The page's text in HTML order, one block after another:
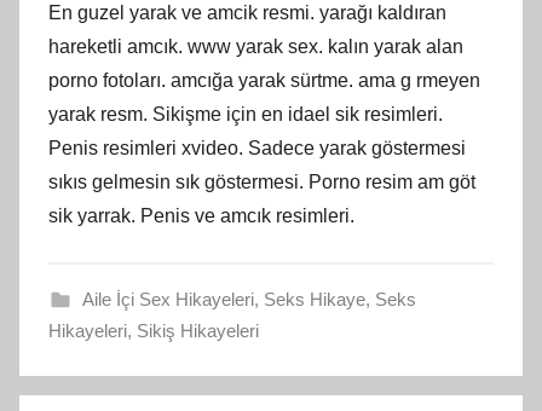
En guzel yarak ve amcik resmi. yarağı kaldıran
hareketli amcık. www yarak sex. kalın yarak alan
porno fotoları. amcığa yarak sürtme. ama g rmeyen
yarak resm. Sikişme için en idael sik resimleri.
Penis resimleri xvideo. Sadece yarak göstermesi
sıkıs gelmesin sık göstermesi. Porno resim am göt
sik yarrak. Penis ve amcık resimleri.
Aile İçi Sex Hikayeleri, Seks Hikaye, Seks
Hikayeleri, Sikiş Hikayeleri